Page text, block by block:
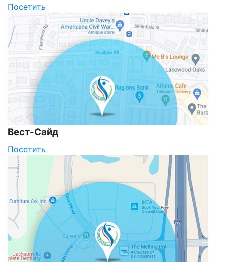
Посетить
Вест-Сайд
Посетить